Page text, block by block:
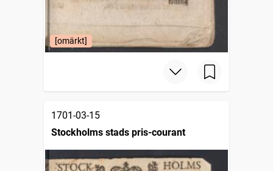
[omärkt]
1701-03-15
Stockholms stads pris-courant